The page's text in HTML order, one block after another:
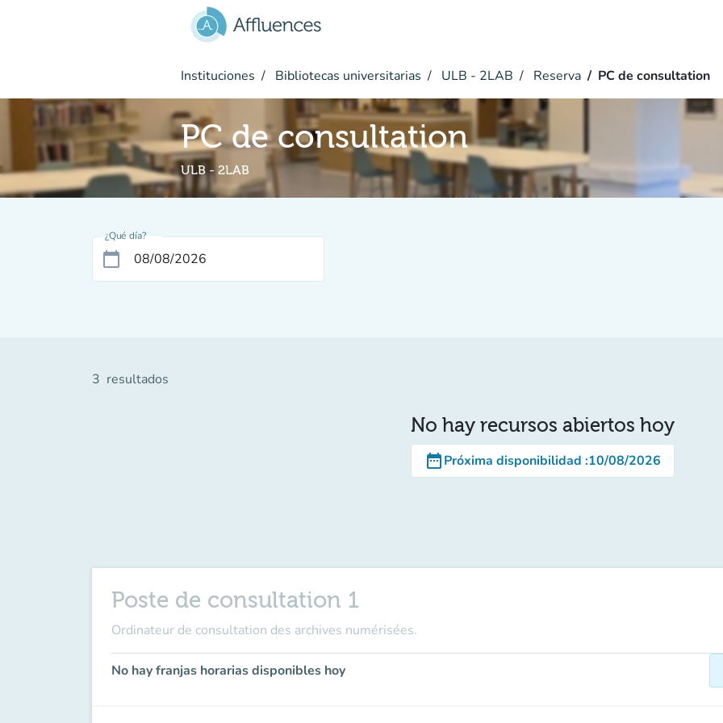
Instituciones Bibliotecas universitarias ULB - 2LAB Reserva PC de consultation
PC de consultation
ULB - 2LAB
¿Qué día?
calendar_today
3 resultados
No hay recursos abiertos hoy
date_rangePróxima disponibilidad :10/08/2026
Poste de consultation 1
Ordinateur de consultation des archives numérisées.
No hay franjas horarias disponibles hoy